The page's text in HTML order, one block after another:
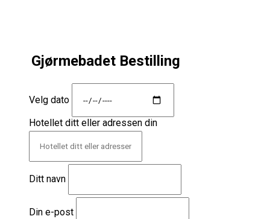
Gjørmebadet Bestilling
Velg dato
Hotellet ditt eller adressen din
Ditt navn
Din e-post